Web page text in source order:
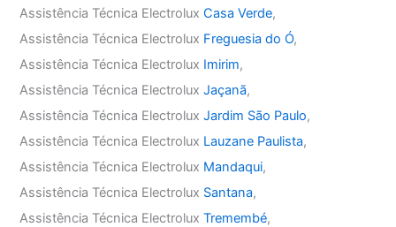
Assistência Técnica ElectroluxCasa Verde,
Assistência Técnica Electrolux Freguesia do Ó,
Assistência Técnica Electrolux Imirim,
Assistência Técnica ElectroluxJaçanã,
Assistência Técnica ElectroluxJardim São Paulo,
Assistência Técnica Electrolux Lauzane Paulista,
Assistência Técnica Electrolux Mandaqui,
Assistência Técnica Electrolux Santana,
Assistência Técnica ElectroluxTremembé,